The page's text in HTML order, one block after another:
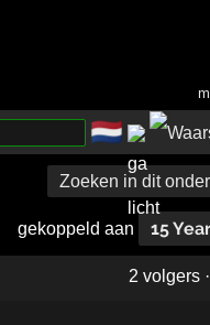
🇳🇱
Zoeken in dit
gekoppeld aan 15
2 volgers